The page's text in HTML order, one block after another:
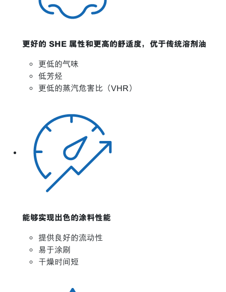
更好的 SHE 属性和更高的舒适度，优于传统溶剂油
更低的气味
低芳烃
更低的蒸汽危害比（VHR）
能够实现出色的涂料性能
提供良好的流动性
易于涂刷
干燥时间短